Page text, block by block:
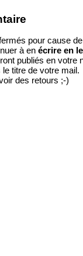
pour cause
à en écrire en
publiés en votre
titre de votre mail.
des retours ;-)